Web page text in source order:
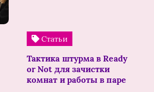
Статьи
Тактика штурма в Ready
or Not для зачистки
комнат и работы в паре